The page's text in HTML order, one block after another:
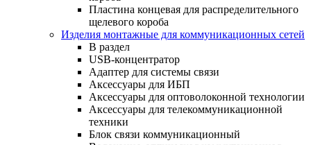
Пластина концевая для распределительного
щелевого короба
Изделия монтажные для коммуникационных сетей
В раздел
USB-концентратор
Адаптер для системы связи
Аксессуары для ИБП
Аксессуары для оптоволоконной технологии
Аксессуары для телекоммуникационной
техники
Блок связи коммуникационный